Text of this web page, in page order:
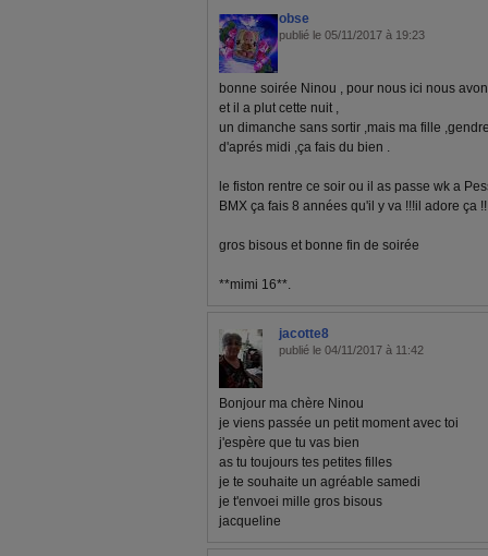
obse
publié le 05/11/2017 à 19:23
bonne soirée Ninou , pour nous ici nous
et il a plut cette nuit ,
un dimanche sans sortir ,mais ma fille
d'aprés midi ,ça fais du bien .
le fiston rentre ce soir ou il as passe wk a
BMX ça fais 8 années qu'il y va !!!il adore ça !!
gros bisous et bonne fin de soirée
**mimi 16**.
jacotte8
publié le 04/11/2017 à 11:42
Bonjour ma chère Ninou
je viens passée un petit moment avec toi
j'espère que tu vas bien
as tu toujours tes petites filles
je te souhaite un agréable samedi
je t'envoei mille gros bisous
jacqueline